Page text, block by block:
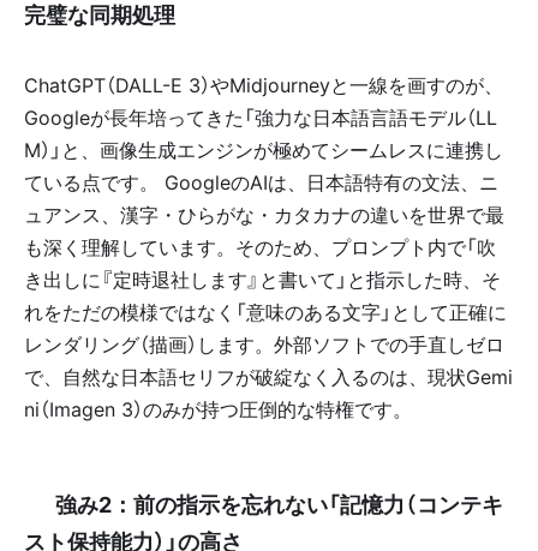
完璧な同期処理 🖌️
ChatGPT（DALL-E 3）やMidjourneyと一線を画すのが、
Googleが長年培ってきた「強力な日本語言語モデル（LL
M）」と、画像生成エンジンが極めてシームレスに連携し
ている点です。 GoogleのAIは、日本語特有の文法、ニ
ュアンス、漢字・ひらがな・カタカナの違いを世界で最
も深く理解しています。そのため、プロンプト内で「吹
き出しに『定時退社します』と書いて」と指示した時、そ
れをただの模様ではなく「意味のある文字」として正確に
レンダリング（描画）します。外部ソフトでの手直しゼロ
で、自然な日本語セリフが破綻なく入るのは、現状Gemi
ni（Imagen 3）のみが持つ圧倒的な特権です。
✅ 強み2：前の指示を忘れない「記憶力（コンテキ
スト保持能力）」の高さ 🧠